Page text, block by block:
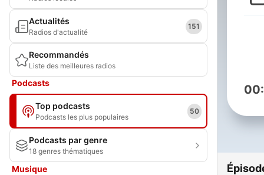
Actualités
Radios d'actualité
151
Recommandés
Liste des meilleures radios
Podcasts
Top podcasts
Podcasts les plus populaires
50
Podcasts par genre
18 genres thématiques
Musique